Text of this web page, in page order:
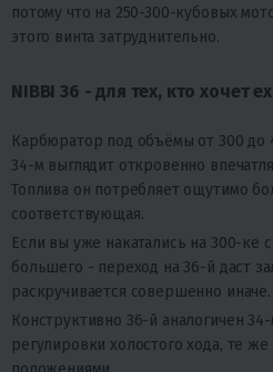
потому что на 250-300-кубовых
этого винта затруднительно.
NIBBI 36 - для тех, кто хочет
Карбюратор под объёмы от 300 до
34-м выглядит откровенно
Топлива он потребляет ощутимо
соответствующая.
Если вы уже накатались на 300-ке
большего - переход на 36-й даст
раскручивается совершенно иначе.
Конструктивно 36-й аналогичен
регулировки холостого хода, те